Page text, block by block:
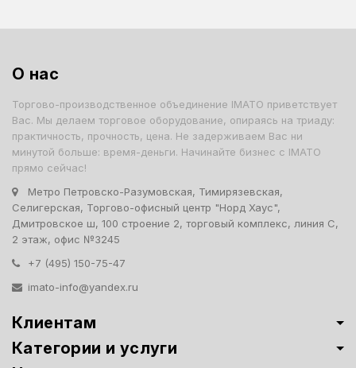
О нас
Торгово-производственное объединение IMATO приветствует
Вас. Мы делаем торговое оборудование, опираясь на триаду:
практичность, прочность, цена. Не задерживаем Вас ни
минутой больше: время-деньги. Начинайте бизнес с IMATO
прямо сейчас!
Метро Петровско-Разумовская, Тимирязевская,
Селигерская, Торгово-офисный центр "Норд Хаус",
Дмитровское ш, 100 строение 2, торговый комплекс, линия С,
2 этаж, офис №3245
+7 (495) 150-75-47
imato-info@yandex.ru
Клиентам
Категории и услуги